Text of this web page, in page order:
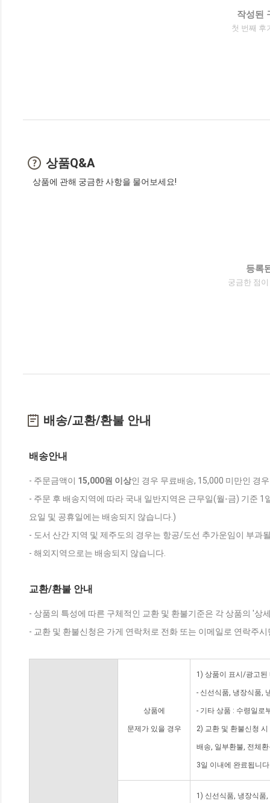
작성된
첫 번째 후
상품Q&A
상품에 관해 궁금한 사항을 물어보세요!
등록
궁금한 점
배송/교환/환불 안내
배송안내
- 주문금액이 15,000원 이상인 경우 무료배송, 15,000 미만인 경
- 주문 후 배송지역에 따라 국내 일반지역은 근무일(월-금) 기준
요일 및 공휴일에는 배송되지 않습니다.)
- 도서 산간 지역 및 제주도의 경우는 항공/도선 추가운임이 부과
- 해외지역으로는 배송되지 않습니다.
교환/환불 안내
- 상품의 특성에 따른 구체적인 교환 및 환불기준은 각 상품의 '상
- 교환 및 환불신청은 가게 연락처로 전화 또는 이메일로 연락주
상품에
문제가 있을 경우
1) 상품이 표시/광고된
- 신선식품, 냉장식품,
- 기타 상품 : 수령일로
2) 교환 및 환불신청
배송, 일부환불, 전체
3일 이내에 완료됩니
1) 신선식품, 냉장식품